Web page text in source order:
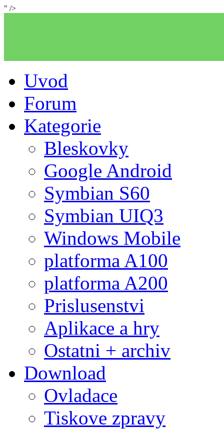
" />
Uvod
Forum
Kategorie
Bleskovky
Google Android
Symbian S60
Symbian UIQ3
Windows Mobile
platforma A100
platforma A200
Prislusenstvi
Aplikace a hry
Ostatni + archiv
Download
Ovladace
Tiskove zpravy